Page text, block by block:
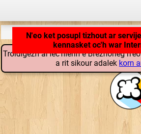
Kargañ savenn ar
Troidigezh al lec'hienn e Brezhoneg
a rit sikour adalek korn